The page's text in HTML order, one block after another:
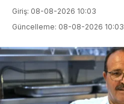
Giriş: 08-08-2026 10:03
Güncelleme: 08-08-2026 10:03